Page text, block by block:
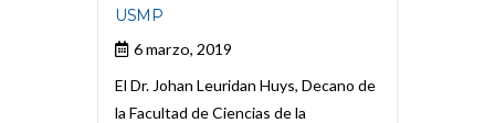
USMP
6 marzo, 2019
El Dr. Johan Leuridan Huys, Decano de
la Facultad de Ciencias de la